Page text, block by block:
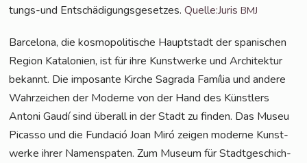
tungs-und Ent­schä­di­gungs­ge­set­zes.Quelle:JurisBMJ
Bar­ce­lo­na, die kos­mo­po­li­ti­sche Haupt­stadt der spa­ni­schen
Regi­on Kata­lo­ni­en, ist für ihre Kunst­wer­ke und Archi­tek­tur
bekannt. Die impo­san­te Kir­che Sagra­da Famí­lia und ande­re
Wahr­zei­chen der Moder­ne von der Hand des Künst­lers
Anto­ni Gau­dí sind über­all in der Stadt zu fin­den. Das Museu
Picas­so und die Fund­ació Joan Miró zei­gen moder­ne Kunst­
wer­ke ihrer Namens­pa­ten. Zum Muse­um für Stadt­ge­schich­